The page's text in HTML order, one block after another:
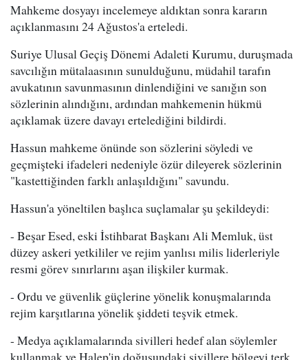
Mahkeme dosyayı incelemeye aldıktan sonra kararın
açıklanmasını 24 Ağustos'a erteledi.
Suriye Ulusal Geçiş Dönemi Adaleti Kurumu, duruşmada
savcılığın mütalaasının sunulduğunu, müdahil tarafın
avukatının savunmasının dinlendiğini ve sanığın son
sözlerinin alındığını, ardından mahkemenin hükmü
açıklamak üzere davayı ertelediğini bildirdi.
Hassun mahkeme önünde son sözlerini söyledi ve
geçmişteki ifadeleri nedeniyle özür dileyerek sözlerinin
"kastettiğinden farklı anlaşıldığını" savundu.
Hassun'a yöneltilen başlıca suçlamalar şu şekildeydi:
- Beşar Esed, eski İstihbarat Başkanı Ali Memluk, üst
düzey askeri yetkililer ve rejim yanlısı milis liderleriyle
resmi görev sınırlarını aşan ilişkiler kurmak.
- Ordu ve güvenlik güçlerine yönelik konuşmalarında
rejim karşıtlarına yönelik şiddeti teşvik etmek.
- Medya açıklamalarında sivilleri hedef alan söylemler
kullanmak ve Halep'in doğusundaki sivillere bölgeyi terk